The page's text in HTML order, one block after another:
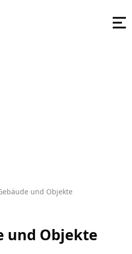
Objekte
und Objekte
und Objekte